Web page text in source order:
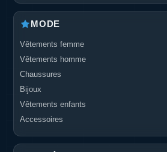
MODE
Vêtements femme
Vêtements homme
Chaussures
Bijoux
Vêtements enfants
Accessoires